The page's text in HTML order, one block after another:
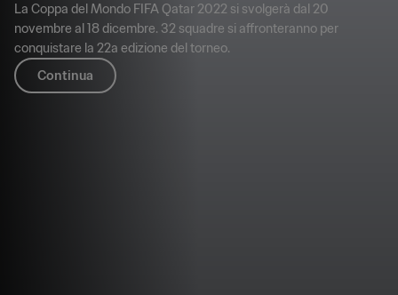
La Coppa del Mondo FIFA Qatar 2022 si svolgerà dal 20
novembre al 18 dicembre. 32 squadre si affronteranno per
conquistare la 22a edizione del torneo.
Continua